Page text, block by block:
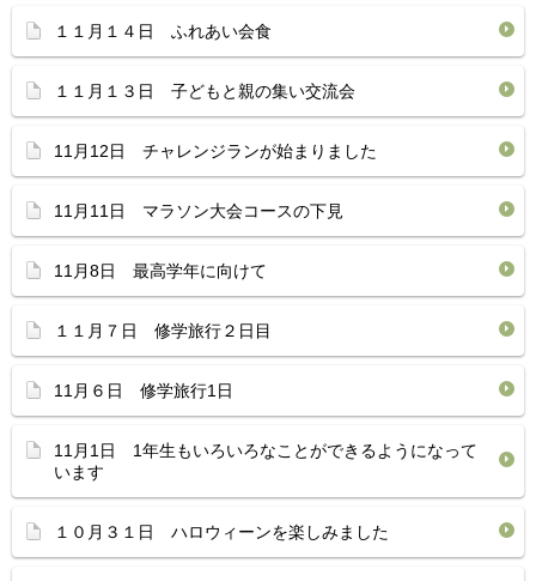
１１月１４日 ふれあい会食
１１月１３日 子どもと親の集い交流会
11月12日 チャレンジランが始まりました
11月11日 マラソン大会コースの下見
11月8日 最高学年に向けて
１１月７日 修学旅行２日目
11月６日 修学旅行1日
11月1日 1年生もいろいろなことができるようになって
います
１０月３１日 ハロウィーンを楽しみました